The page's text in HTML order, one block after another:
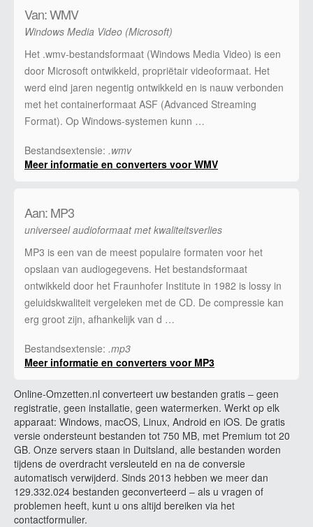
Van: WMV
Windows Media Video (Microsoft)
Het .wmv-bestandsformaat (Windows Media Video) is een
door Microsoft ontwikkeld, propriëtair videoformaat. Het
werd eind jaren negentig ontwikkeld en is nauw verbonden
met het containerformaat ASF (Advanced Streaming
Format). Op Windows-systemen kunn …
Bestandsextensie: .wmv
Meer informatie en converters voor WMV
Aan: MP3
universeel audioformaat met kwaliteitsverlies
MP3 is een van de meest populaire formaten voor het
opslaan van audiogegevens. Het bestandsformaat
ontwikkeld door het Fraunhofer Institute in 1982 is lossy in
geluidskwaliteit vergeleken met de CD. De compressie kan
erg groot zijn, afhankelijk van d …
Bestandsextensie: .mp3
Meer informatie en converters voor MP3
Online-Omzetten.nl converteert uw bestanden gratis – geen
registratie, geen installatie, geen watermerken. Werkt op elk
apparaat: Windows, macOS, Linux, Android en iOS. De gratis
versie ondersteunt bestanden tot 750 MB, met Premium tot 20
GB. Onze servers staan in Duitsland, alle bestanden worden
tijdens de overdracht versleuteld en na de conversie
automatisch verwijderd. Sinds 2013 hebben we meer dan
129.332.024 bestanden geconverteerd – als u vragen of
problemen heeft, kunt u ons altijd bereiken via het
contactformulier.